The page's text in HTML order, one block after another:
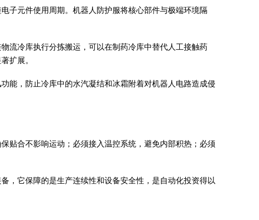
子元件使用周期。机器人防护服将核心部件与极端环境隔
流冷库执行分拣搬运，可以在制药冷库中替代人工接触药
扩展。
能，防止冷库中的水汽凝结和冰霜附着对机器人电路造成侵
贴合不影响运动；必须接入温控系统，避免内部积热；必须
，它保障的是生产连续性和设备安全性，是自动化投资得以